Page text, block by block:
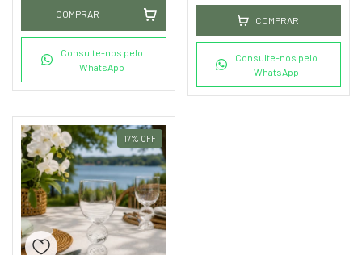
COMPRAR
Consulte-nos pelo
WhatsApp
COMPRAR
Consulte-nos pelo
WhatsApp
17% OFF